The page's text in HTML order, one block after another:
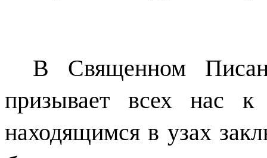
В Священном
призывает всех нас
находящимся в узах